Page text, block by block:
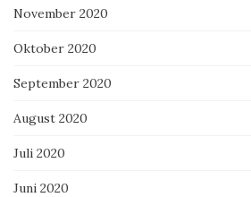
November 2020
Oktober 2020
September 2020
August 2020
Juli 2020
Juni 2020